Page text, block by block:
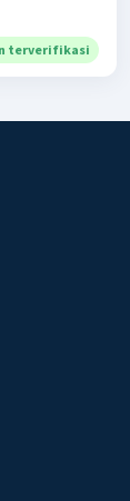
terverifikasi